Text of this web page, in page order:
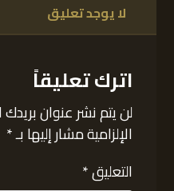
لا يوجد تعليق
اترك تعليقاً
لن يتم نشر عنوان بريدك
الإلزامية مشار إليها بـ*
التعليق*